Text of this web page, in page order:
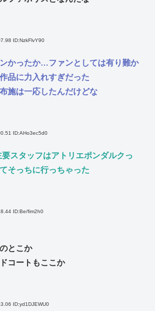
ID:NzkFlvY90
かったか…ファンとしては有り難か
品に力入れすぎだった
施は一応したんだけどな
ID:AHo3ec5d0
スタッフはアトリエポンダルクっ
そっちに行っちゃった
ID:Be/fim2h0
とこか
コートもここか
ID:yd1DJEWU0